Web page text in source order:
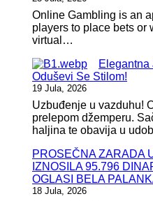
Online Gambling is an
players to place bets or
virtual…
Oduševi Se Stilom!
19 Jula, 2026
Uzbuđenje u vazduhu!
prelepom džemperu.
haljina te obavija u
PROSEČNA ZARADA
IZNOSILA 95.796
OGLASI BELA
18 Jula, 2026